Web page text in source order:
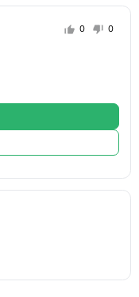
0 0